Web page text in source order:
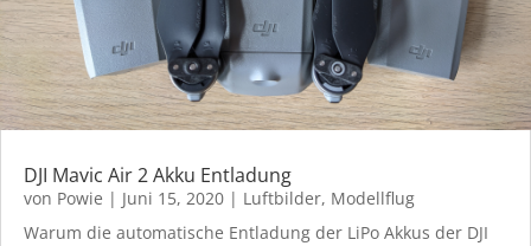
DJI Mavic Air 2 Akku Entladung
von Powie | Juni 15, 2020 | Luftbilder, Modellflug
Warum die automatische Entladung der LiPo Akkus der DJI